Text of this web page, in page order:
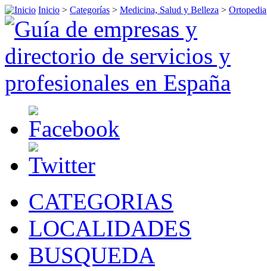
Inicio > Categorías > Medicina, Salud y Belleza > Ortopedia
CATEGORIAS
LOCALIDADES
BUSQUEDA